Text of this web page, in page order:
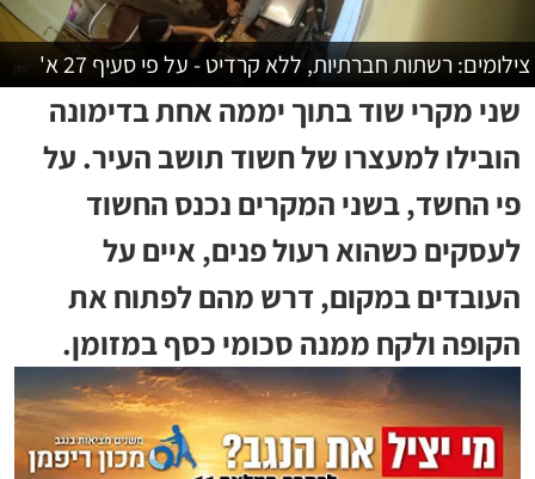
צילומים: רשתות חברתיות, ללא קרדיט - על פי סעיף 27 א'
שני מקרי שוד בתוך יממה אחת בדימונה
הובילו למעצרו של חשוד תושב העיר. על
פי החשד, בשני המקרים נכנס החשוד
לעסקים כשהוא רעול פנים, איים על
העובדים במקום, דרש מהם לפתוח את
הקופה ולקח ממנה סכומי כסף במזומן.